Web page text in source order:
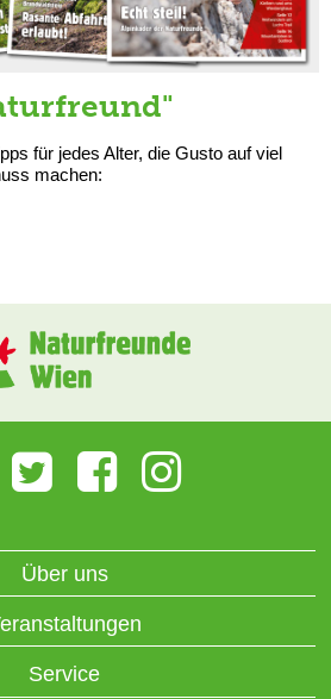
für jedes Alter, die Gusto auf viel
machen:
Über uns
Service